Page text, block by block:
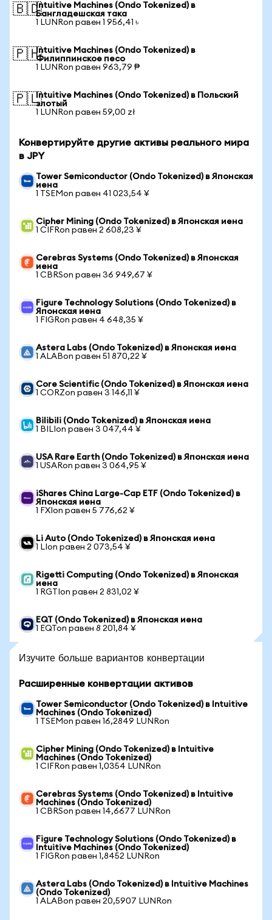
🇧🇩Intuitive Machines (Ondo Tokenized) в
Бангладешская така
1 LUNRon равен 1 956,41 ৳
🇵🇭Intuitive Machines (Ondo Tokenized) в
Филиппинское песо
1 LUNRon равен 963,79 ₱
🇵🇱Intuitive Machines (Ondo Tokenized) в Польский
злотый
1 LUNRon равен 59,00 zł
Конвертируйте другие активы реального мира
в JPY
Tower Semiconductor (Ondo Tokenized) в Японская
иена
1 TSEMon равен 41 023,54 ¥
Cipher Mining (Ondo Tokenized) в Японская иена
1 CIFRon равен 2 608,23 ¥
Cerebras Systems (Ondo Tokenized) в Японская
иена
1 CBRSon равен 36 949,67 ¥
Figure Technology Solutions (Ondo Tokenized) в
Японская иена
1 FIGRon равен 4 648,35 ¥
Astera Labs (Ondo Tokenized) в Японская иена
1 ALABon равен 51 870,22 ¥
Core Scientific (Ondo Tokenized) в Японская иена
1 CORZon равен 3 146,11 ¥
Bilibili (Ondo Tokenized) в Японская иена
1 BILIon равен 3 047,44 ¥
USA Rare Earth (Ondo Tokenized) в Японская иена
1 USARon равен 3 064,95 ¥
iShares China Large-Cap ETF (Ondo Tokenized) в
Японская иена
1 FXIon равен 5 776,62 ¥
Li Auto (Ondo Tokenized) в Японская иена
1 LIon равен 2 073,54 ¥
Rigetti Computing (Ondo Tokenized) в Японская
иена
1 RGTIon равен 2 831,02 ¥
EQT (Ondo Tokenized) в Японская иена
1 EQTon равен 8 201,84 ¥
Изучите больше вариантов конвертации
Расширенные конвертации активов
Tower Semiconductor (Ondo Tokenized) в Intuitive
Machines (Ondo Tokenized)
1 TSEMon равен 16,2849 LUNRon
Cipher Mining (Ondo Tokenized) в Intuitive
Machines (Ondo Tokenized)
1 CIFRon равен 1,0354 LUNRon
Cerebras Systems (Ondo Tokenized) в Intuitive
Machines (Ondo Tokenized)
1 CBRSon равен 14,6677 LUNRon
Figure Technology Solutions (Ondo Tokenized) в
Intuitive Machines (Ondo Tokenized)
1 FIGRon равен 1,8452 LUNRon
Astera Labs (Ondo Tokenized) в Intuitive Machines
(Ondo Tokenized)
1 ALABon равен 20,5907 LUNRon